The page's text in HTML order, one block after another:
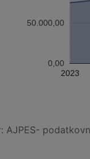
2023
0,00
50.000,00
AJPES-